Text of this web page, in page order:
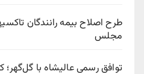
طرح اصلاح بیمه رانندگان
مجلس
توافق رسمی عالیشاه با گل‌گهر؛